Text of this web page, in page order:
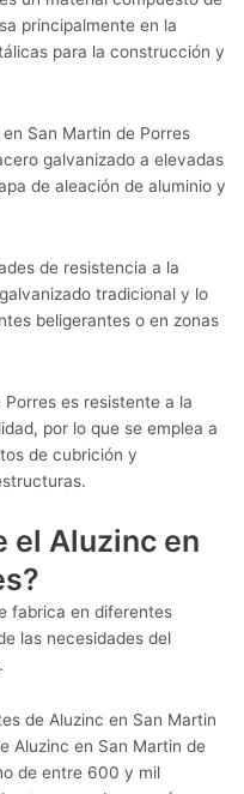
principalmente en la
para la construcción y
San Martin de Porres
galvanizado a elevadas
de aleación de aluminio y
de resistencia a la
tradicional y lo
beligerantes o en zonas
es resistente a la
por lo que se emplea a
de cubrición y
el Aluzinc en
fabrica en diferentes
las necesidades del
de Aluzinc en San Martin
Aluzinc en San Martin de
de entre 600 y mil